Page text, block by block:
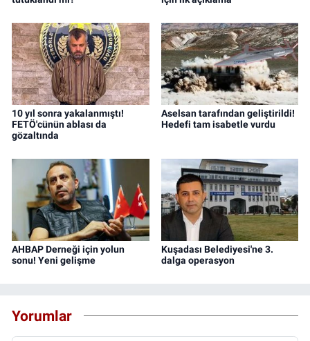
10 yıl sonra yakalanmıştı!
FETÖ'cünün ablası da
gözaltında
Aselsan tarafından geliştirildi!
Hedefi tam isabetle vurdu
AHBAP Derneği için yolun
sonu! Yeni gelişme
Kuşadası Belediyesi'ne 3.
dalga operasyon
Yorumlar